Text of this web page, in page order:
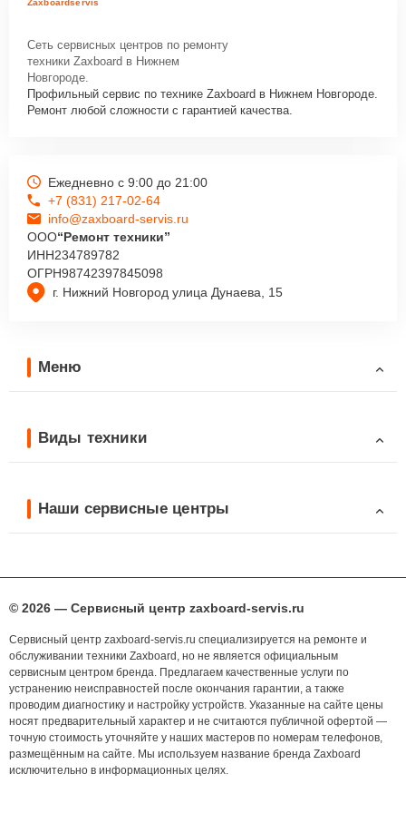
Zaxboardservis
Сеть сервисных центров по ремонту
техники Zaxboard в Нижнем
Новгороде.
Профильный сервис по технике Zaxboard в Нижнем Новгороде.
Ремонт любой сложности с гарантией качества.
г. Нижний Новгород улица Дунаева, 15
Ежедневно с 9:00 до 21:00
+7 (831) 217-02-64
info@zaxboard-servis.ru
ООО“Ремонт техники”
ИНН234789782
ОГРН98742397845098
Меню
Виды техники
Наши сервисные центры
© 2026 — Сервисный центр zaxboard-servis.ru
Сервисный центр zaxboard-servis.ru специализируется на ремонте и
обслуживании техники Zaxboard, но не является официальным
сервисным центром бренда. Предлагаем качественные услуги по
устранению неисправностей после окончания гарантии, а также
проводим диагностику и настройку устройств. Указанные на сайте цены
носят предварительный характер и не считаются публичной офертой —
точную стоимость уточняйте у наших мастеров по номерам телефонов,
размещённым на сайте. Мы используем название бренда Zaxboard
исключительно в информационных целях.